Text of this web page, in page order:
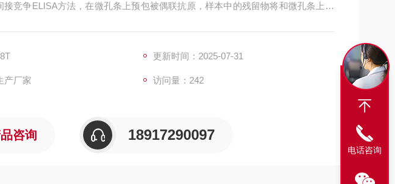
接竞争ELISA方法，在微孔条上预包被偶联抗原，样本中的残留物将和微孔条上预
，定量判定用第2种方法。
更新时间：2025-07-31
产厂家 访问量：242
咨询 18917290097
电话咨询